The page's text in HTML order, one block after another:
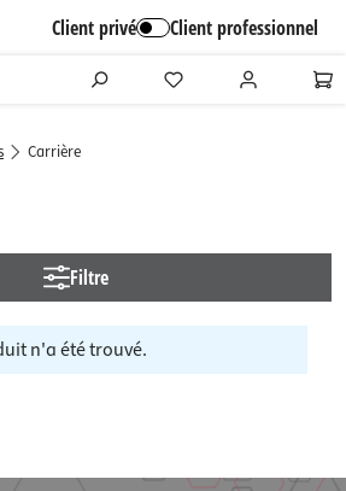
Client privé Client professionnel
Carrière
Filtre
n'a été trouvé.